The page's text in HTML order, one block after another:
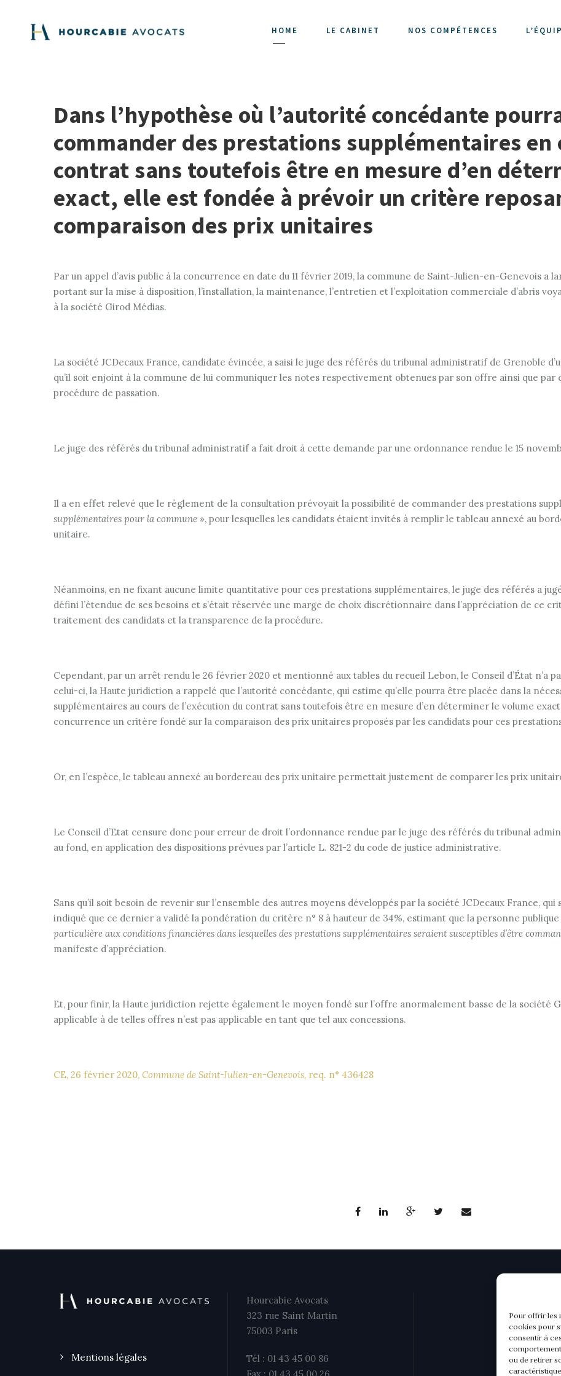
Pour offrir les
cookies pour
consentir à
ou de retirer
HOME LE CABINET NOS COMPÉTENCES
Dans l’hypothèse où l’autorité concédante
commander des prestations supplémentaires en
contrat sans toutefois être en mesure d’en
exact, elle est fondée à prévoir un critère
comparaison des prix unitaires
Par un appel d’avis public à la concurrence en date du 11 février 2019, la commune de Saint-Julien-en-Genevois a
portant sur la mise à disposition, l’installation, la maintenance, l’entretien et l’exploitation commerciale d’abris
à la société Girod Médias.
La société JCDecaux France, candidate évincée, a saisi le juge des référés du tribunal administratif de Grenoble
qu’il soit enjoint à la commune de lui communiquer les notes respectivement obtenues par son offre ainsi que par
procédure de passation.
Le juge des référés du tribunal administratif a fait droit à cette demande par une ordonnance rendue le 15
Il a en effet relevé que le règlement de la consultation prévoyait la possibilité de commander des prestations
supplémentaires pour la commune », pour lesquelles les candidats étaient invités à remplir le tableau annexé au
unitaire.
Néanmoins, en ne fixant aucune limite quantitative pour ces prestations supplémentaires, le juge des référés a
défini l’étendue de ses besoins et s’était réservée une marge de choix discrétionnaire dans l’appréciation de ce
traitement des candidats et la transparence de la procédure.
Cependant, par un arrêt rendu le 26 février 2020 et mentionné aux tables du recueil Lebon, le Conseil d’État n’a
celui-ci, la Haute juridiction a rappelé que l’autorité concédante, qui estime qu’elle pourra être placée dans la
supplémentaires au cours de l’exécution du contrat sans toutefois être en mesure d’en déterminer le volume
concurrence un critère fondé sur la comparaison des prix unitaires proposés par les candidats pour ces
Or, en l’espèce, le tableau annexé au bordereau des prix unitaire permettait justement de comparer les prix
Le Conseil d’Etat censure donc pour erreur de droit l’ordonnance rendue par le juge des référés du tribunal
au fond, en application des dispositions prévues par l’article L. 821-2 du code de justice administrative.
Sans qu’il soit besoin de revenir sur l’ensemble des autres moyens développés par la société JCDecaux France,
indiqué que ce dernier a validé la pondération du critère n° 8 à hauteur de 34%, estimant que la personne publique
particulière aux conditions financières dans lesquelles des prestations supplémentaires seraient susceptibles d’être
manifeste d’appréciation.
Et, pour finir, la Haute juridiction rejette également le moyen fondé sur l’offre anormalement basse de la société
applicable à de telles offres n’est pas applicable en tant que tel aux concessions.
CE, 26 février 2020, Commune de Saint-Julien-en-Genevois, req. n° 436428
Mentions légales
Hourcabie Avocats
323 rue Saint Martin
75003 Paris
Tél : 01 43 45 00 86